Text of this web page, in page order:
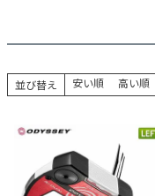
並び替え 安い順 高い順